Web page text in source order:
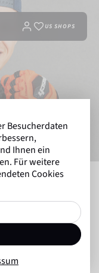
US SHOPS
MIT ALEXANDER
Besucherdaten
Ihnen ein
Für weitere
Cookies